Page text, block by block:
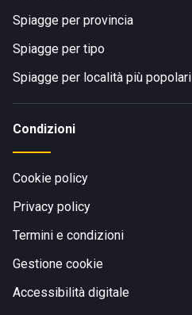
Spiagge per provincia
Spiagge per tipo
Spiagge per località più popolari
Condizioni
Cookie policy
Privacy policy
Termini e condizioni
Gestione cookie
Accessibilità digitale